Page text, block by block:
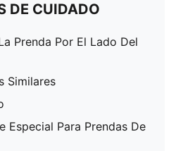
DE CUIDADO
Prenda Por El Lado Del
Similares
Especial Para Prendas De